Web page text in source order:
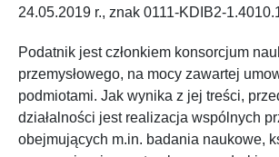
24.05.2019 r., znak 0111-KDIB2-
Podatnik jest członkiem konsorcjum
przemysłowego, na mocy zawartej
podmiotami. Jak wynika z jej treści,
działalności jest realizacja wspólnych
obejmujących m.in. badania naukowe,